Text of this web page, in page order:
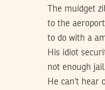
The muidget
to the
to do with a
His idiot
not enough
He can’t hear